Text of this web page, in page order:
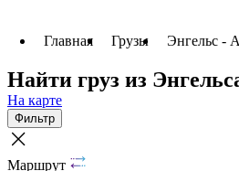
Главная Грузы Энгельс -
Найти груз из
На карте
Фильтр
Маршрут